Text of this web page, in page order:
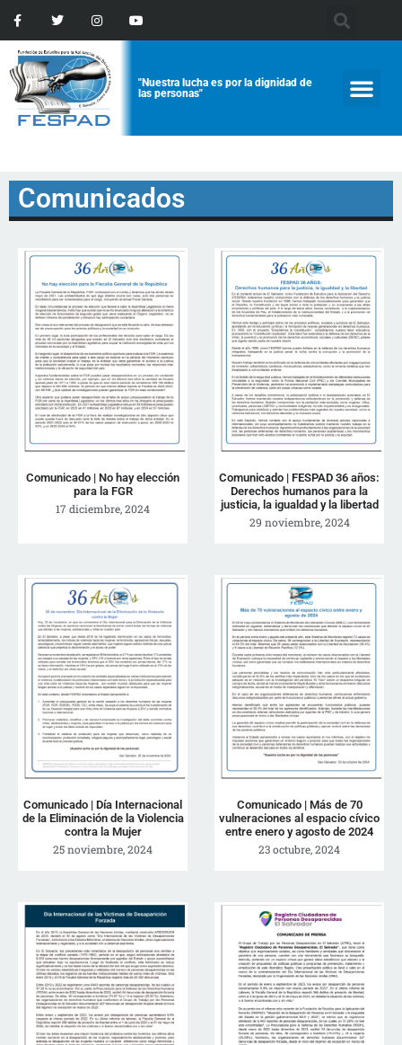
"Nuestra lucha es por la dignidad de
las personas"
Comunicados
Comunicado | No hay elección
para la FGR
17 diciembre, 2024
Comunicado | FESPAD 36 años:
Derechos humanos para la
justicia, la igualdad y la libertad
29 noviembre, 2024
Comunicado | Día Internacional
de la Eliminación de la Violencia
contra la Mujer
25 noviembre, 2024
Comunicado | Más de 70
vulneraciones al espacio cívico
entre enero y agosto de 2024
23 octubre, 2024